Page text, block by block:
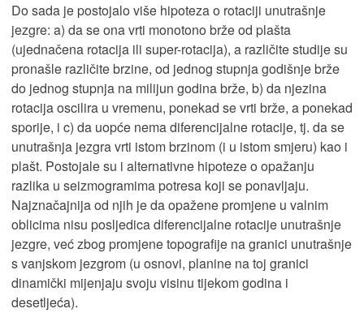
Do sada je postojalo više hipoteza o rotaciji unutrašnje
jezgre: a) da se ona vrti monotono brže od plašta
(ujednačena rotacija ili super-rotacija), a različite studije su
pronašle različite brzine, od jednog stupnja godišnje brže
do jednog stupnja na milijun godina brže, b) da njezina
rotacija oscilira u vremenu, ponekad se vrti brže, a ponekad
sporije, i c) da uopće nema diferencijalne rotacije, tj. da se
unutrašnja jezgra vrti istom brzinom (i u istom smjeru) kao i
plašt. Postojale su i alternativne hipoteze o opažanju
razlika u seizmogramima potresa koji se ponavljaju.
Najznačajnija od njih je da opažene promjene u valnim
oblicima nisu posljedica diferencijalne rotacije unutrašnje
jezgre, već zbog promjene topografije na granici unutrašnje
s vanjskom jezgrom (u osnovi, planine na toj granici
dinamički mijenjaju svoju visinu tijekom godina i
desetljeća).